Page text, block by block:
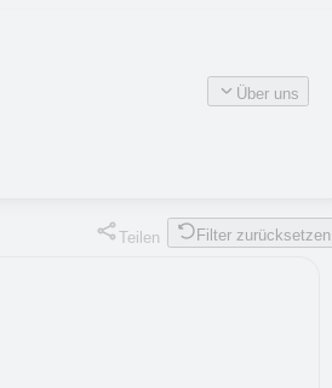
Über uns
Teilen Filter zurücksetzen